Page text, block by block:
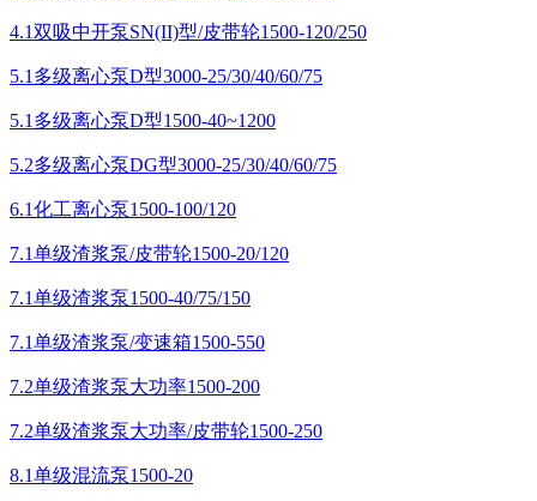
4.1双吸中开泵SN(II)型/皮带轮1500-120/250
5.1多级离心泵D型3000-25/30/40/60/75
5.1多级离心泵D型1500-40~1200
5.2多级离心泵DG型3000-25/30/40/60/75
6.1化工离心泵1500-100/120
7.1单级渣浆泵/皮带轮1500-20/120
7.1单级渣浆泵1500-40/75/150
7.1单级渣浆泵/变速箱1500-550
7.2单级渣浆泵大功率1500-200
7.2单级渣浆泵大功率/皮带轮1500-250
8.1单级混流泵1500-20